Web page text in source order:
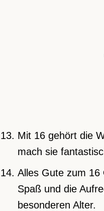
Mit 16 gehört die
mach sie
Alles Gute zum 16
Spaß und die
besonderen Alter.